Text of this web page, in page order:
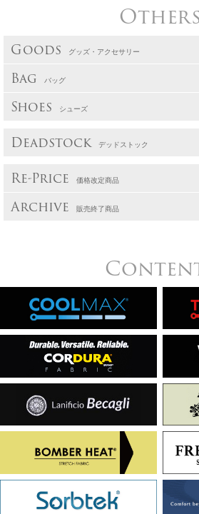
Others
Goods グッズ・アクセサリー
Bag バッグ
Shoes シューズ
Deadstock デッドストック
Re-Price 価格改定商品
Archive 販売終了商品